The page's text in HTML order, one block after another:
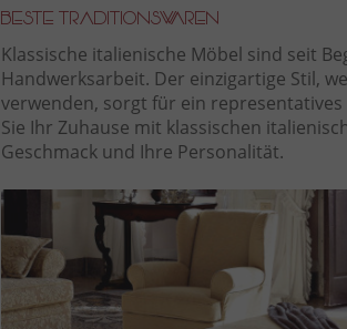
Beste Traditionswaren
Klassische italienische Möbel sind seit
Handwerksarbeit. Der einzigartige Stil,
verwenden, sorgt für ein
Sie Ihr Zuhause mit klassischen
Geschmack und Ihre Personalität.